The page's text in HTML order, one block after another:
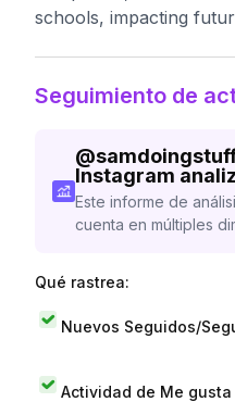
schools, impacting
Seguimiento de
@
Instagram
Este informe de
cuenta en múltiples
Qué rastrea:
Nuevos Seguidos/
Actividad de Me